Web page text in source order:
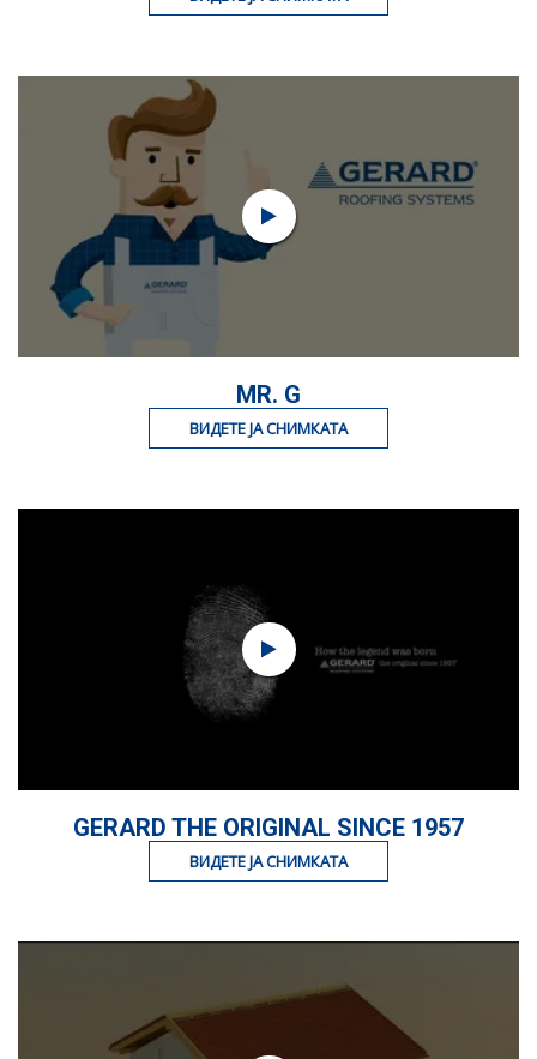
MR. G
ВИДЕТЕ ЈА СНИМКАТА
GERARD THE ORIGINAL SINCE 1957
ВИДЕТЕ ЈА СНИМКАТА